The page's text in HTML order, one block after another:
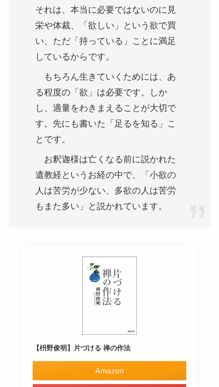
それは、本当に必要ではないのに見
栄や体裁、「欲しい」という欲で買
い、ただ「持っている」ことに満足
しているからです。
もちろん生きていくためには、あ
る程度の「欲」は必要です。しか
し、適量をわきまえることが大切で
す。先にも書いた「足るを知る」こ
とです。
お釈迦様は亡くなる前に説かれた
遺教経というお経の中で、「小欲の
人は苦労が少ない、多欲の人は苦労
もまた多い」と説かれています。
【枡野俊明】片づける 禅の作法
Amazon